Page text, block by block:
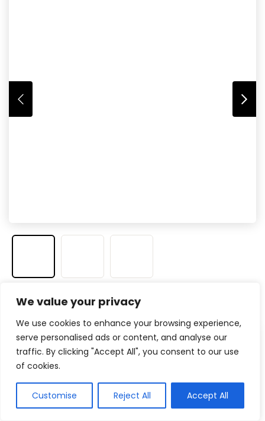
We value your privacy
We use cookies to enhance your browsing experience,
serve personalised ads or content, and analyse our
traffic. By clicking "Accept All", you consent to our use
of cookies.
Customise Reject All Accept All
Veja na Amazon
Prós
Rápido e com banda dupla
Compátivel com qualquer sistema
Antena para melhorar o alcance